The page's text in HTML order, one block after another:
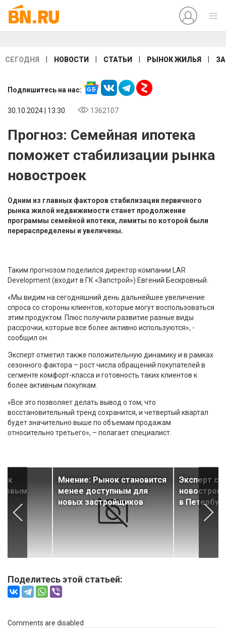
СЕГОДНЯ НОВОСТИ СТАТЬИ РЫНОК ЖИЛЬЯ
Подпишитесь на нас:
30.10.2024 | 13:30 1362107
Прогноз: Семейная ипотека
поможет стабилизации рынка
новостроек
Одним из главных факторов стабилизации первичного
рынка жилой недвижимости станет продолжение
программы семейной ипотеки, лимиты по которой были
перераспределены и увеличены.
Таким прогнозом поделился директор компании LAR
Development (входит в ГК «Запстрой») Евгений Бескровный.
«Мы видим на сегодняшний день дальнейшее увеличение
спроса со стороны клиентов, которые могут воспользоваться
этим продуктом. Плюс получили развитие разные виды
рассрочки, которые все более активно используются», -
сообщил он.
Эксперт отметил также положительную динамику и в рамках
сезонного фактора – рост числа обращений покупателей в
сегменте комфорт-класса и готовность таких клиентов к
более активным покупкам.
«Все это позволяет делать вывод о том, что
восстановительный тренд сохранится, и четвертый квартал
будет значительно выше по объемам продажам
относительно третьего», – полагает специалист.
новым
Мнение: Рынок становится
менее доступным для
новых застройщиков
Эксперт
в
Поделитесь этой статьей:
Comments are disabled